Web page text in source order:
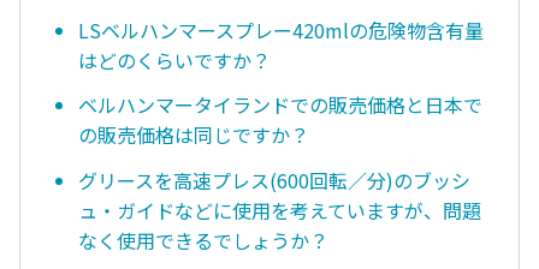
LSベルハンマースプレー420mlの危険物含有量
はどのくらいですか？
ベルハンマータイランドでの販売価格と日本で
の販売価格は同じですか？
グリースを高速プレス(600回転／分)のブッシ
ュ・ガイドなどに使用を考えていますが、問題
なく使用できるでしょうか？